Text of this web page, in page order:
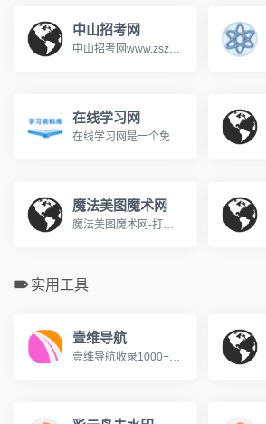
中山招考网
中山招考网www.zszk.com咨询电话： 高考：89989283 成考：89989283 中考：89989285 研考：89989285 自考：89989286 社考：89989286 办公时间：周一至周五 上午：8：30-12：00 下午：14：30-17：30
在线学习网
在线学习网是一个免费的在线学习网站，旨在为广大的学习爱好者提供一个学习交流的平台，在这里你可以学习各种知识，包括学习方法、英语学习、脑力提升、记忆力训练、时间管理等等，让我们一起学习分享成长！www.xuexi.la
魔法美图魔术网
魔法美图魔术网-打造中国最好的魔术学习平台www.365magic.com欢迎光临魔法美图魔术网,这里有我们精心为您准备的魔术资讯、魔术表演欣赏、魔术教学及各类优质魔术道具。
实用工具
壹维导航
壹维导航收录1000+优质设计工具、开发资源、在线工具，为设计师、开发者、站长提供便捷的网址导航服务。包含设计素材、编程开发、办公软件等分类。